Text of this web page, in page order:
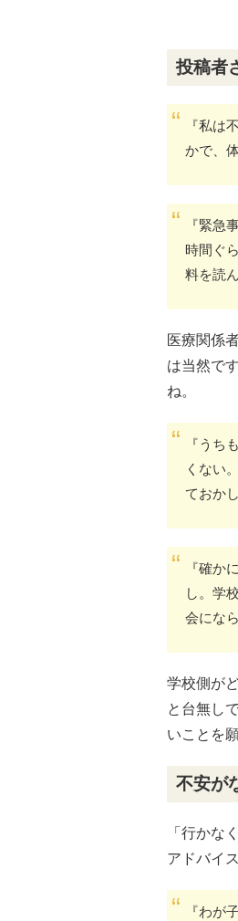
投稿者
『私は
かで、
『緊急
時間ぐ
料を読
医療関係
は当然で
ね。
『うち
くない
ておか
『確か
し。学
会にな
学校側が
と台無し
いことを
不安が
「行かな
アドバイ
『わが